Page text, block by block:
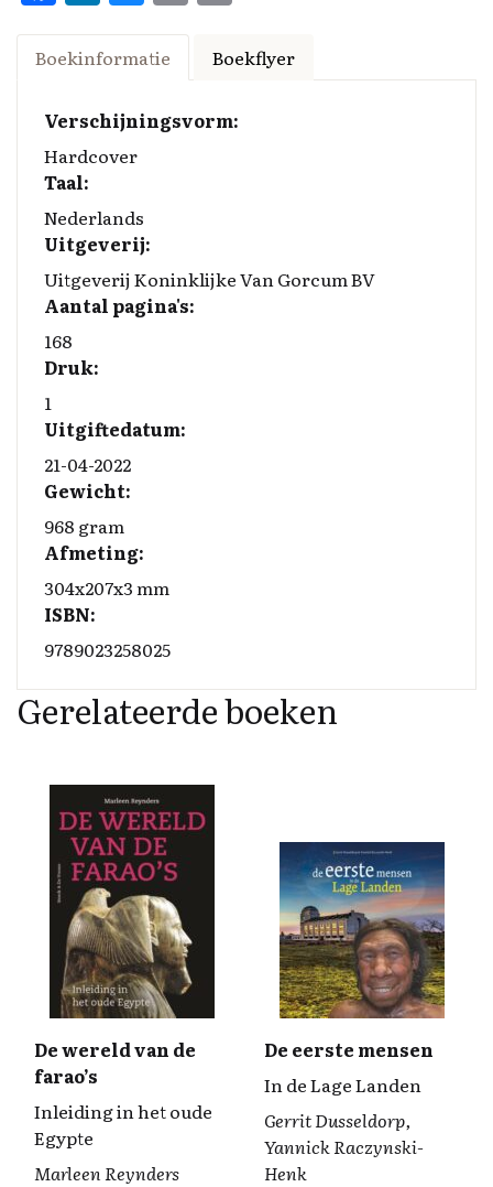
a
ce
o
o
k
n
k
d
I
n
u
es
y
o
y
Li
ai
Boekinformatie Boekflyer
Verschijningsvorm:
Hardcover
Taal:
Nederlands
Uitgeverij:
Uitgeverij Koninklijke Van Gorcum BV
Aantal pagina's:
168
Druk:
1
Uitgiftedatum:
21-04-2022
Gewicht:
968 gram
Afmeting:
304x207x3 mm
ISBN:
9789023258025
Gerelateerde boeken
De wereld van de
farao’s
Inleiding in het oude
Egypte
Marleen Reynders
De eerste mensen
In de Lage Landen
Gerrit Dusseldorp,
Yannick Raczynski-
Henk